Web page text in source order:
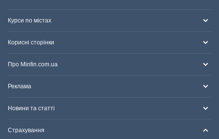
Курси по містах
Корисні сторінки
Про Minfin.com.ua
Реклама
Новини та статті
Страхування